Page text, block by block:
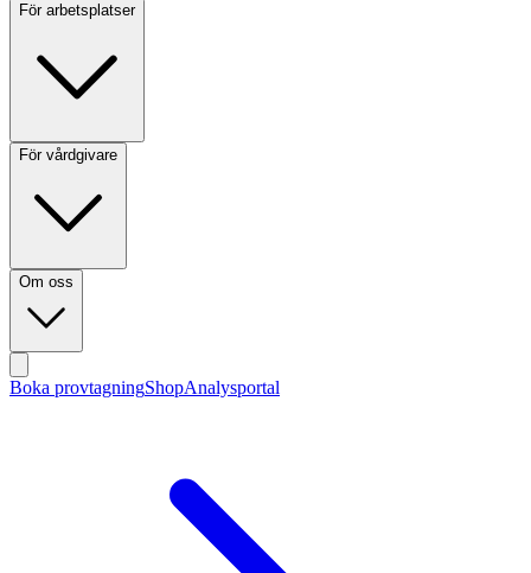
För arbetsplatser
För vårdgivare
Om oss
Boka provtagningShopAnalysportal